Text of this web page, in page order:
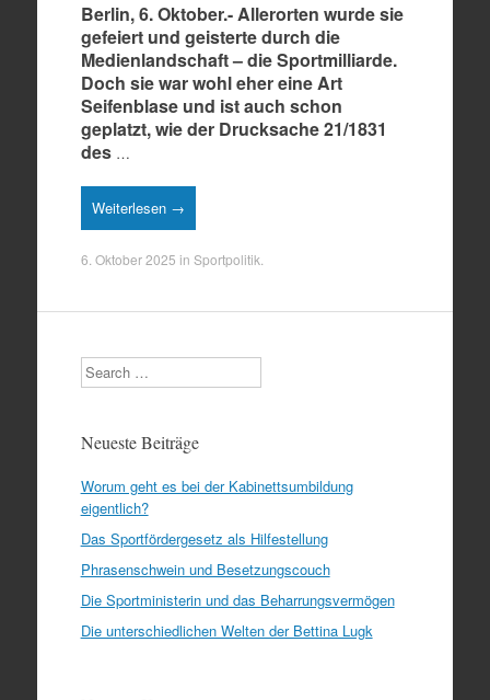
Berlin, 6. Oktober.- Allerorten wurde sie
gefeiert und geisterte durch die
Medienlandschaft – die Sportmilliarde.
Doch sie war wohl eher eine Art
Seifenblase und ist auch schon
geplatzt, wie der Drucksache 21/1831
des …
Weiterlesen →
6. Oktober 2025 in Sportpolitik
Search
Neueste Beiträge
Worum geht es bei der Kabinettsumbildung
eigentlich?
Das Sportfördergesetz als Hilfestellung
Phrasenschwein und Besetzungscouch
Die Sportministerin und das Beharrungsvermögen
Die unterschiedlichen Welten der Bettina Lugk